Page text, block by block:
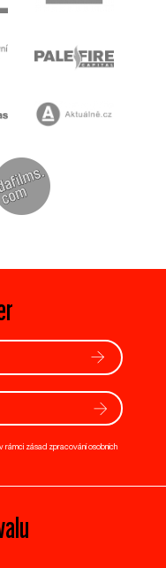
rámci zásad zpracování osobních